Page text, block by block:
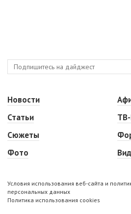
Новости
Статьи
Сюжеты
Фото
Условия использования веб-сайта и
персональных данных
Политика использования cookies